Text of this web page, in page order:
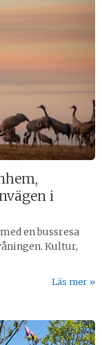
i
en bussresa
Kultur,
Läs mer